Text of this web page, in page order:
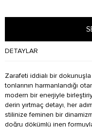
DETAYLAR
Zarafeti iddialı bir
tonlarının harmanlandığı
modern bir enerjiyle
derin yırtmaç detayı, her
stilinize feminen bir
doğru dökümlü inen